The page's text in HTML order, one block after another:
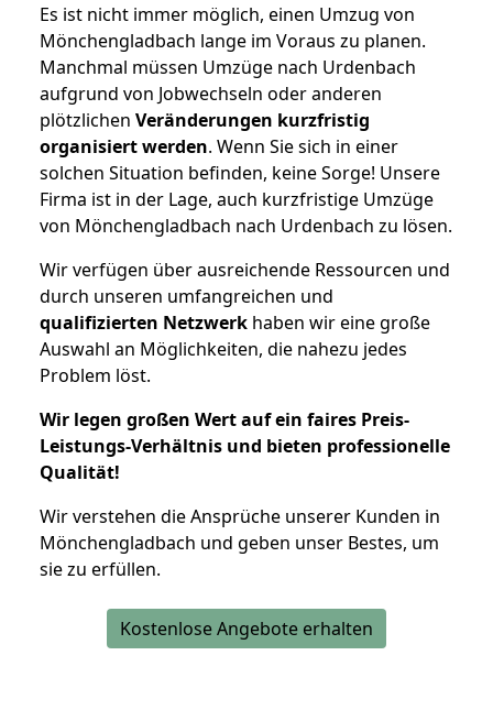
Es ist nicht immer möglich, einen Umzug von
Mönchengladbach lange im Voraus zu planen.
Manchmal müssen Umzüge nach Urdenbach
aufgrund von Jobwechseln oder anderen
plötzlichen Veränderungen kurzfristig
organisiert werden. Wenn Sie sich in einer
solchen Situation befinden, keine Sorge! Unsere
Firma ist in der Lage, auch kurzfristige Umzüge
von Mönchengladbach nach Urdenbach zu lösen.
Wir verfügen über ausreichende Ressourcen und
durch unseren umfangreichen und
qualifizierten Netzwerk haben wir eine große
Auswahl an Möglichkeiten, die nahezu jedes
Problem löst.
Wir legen großen Wert auf ein faires Preis-
Leistungs-Verhältnis und bieten professionelle
Qualität!
Wir verstehen die Ansprüche unserer Kunden in
Mönchengladbach und geben unser Bestes, um
sie zu erfüllen.
Kostenlose Angebote erhalten